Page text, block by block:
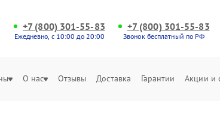
+7 (800) 301-55-83
Ежедневно, с 10:00 до 20:00
+7 (800) 301-55-83
Звонок бесплатный по РФ
О нас Отзывы Доставка Гарантии Акции и